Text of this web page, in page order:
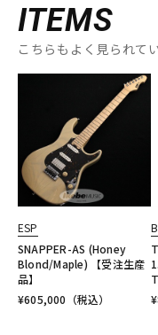
ITEMS
こちらもよく見られて
ESP
SNAPPER-AS (Honey
Blond/Maple) 【受注生産
品】
¥605,000 （税込）
¥